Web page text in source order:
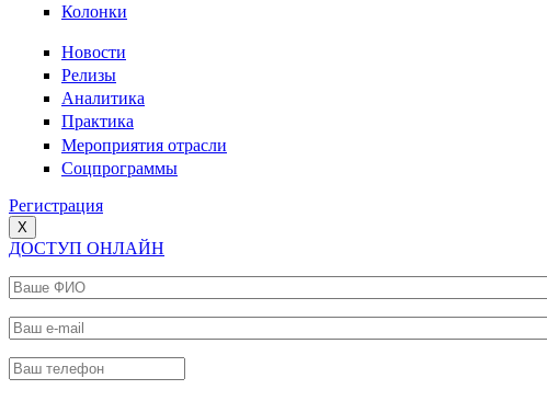
Колонки
Новости
Релизы
Аналитика
Практика
Мероприятия отрасли
Соцпрограммы
Регистрация
X
ДОСТУП ОНЛАЙН
Ваше ФИО
Ваш e-mail
Ваш телефон